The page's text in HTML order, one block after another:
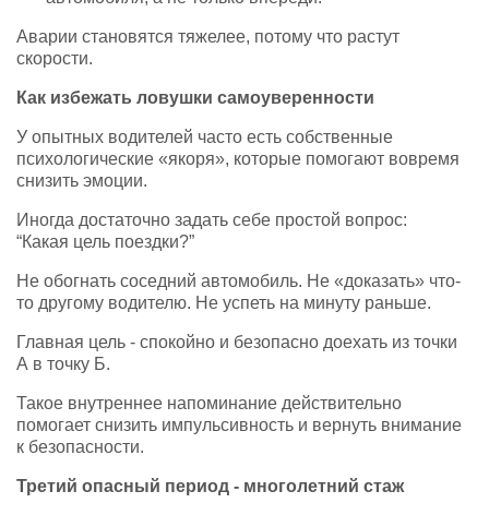
Аварии становятся тяжелее, потому что растут
скорости.
Как избежать ловушки самоуверенности
У опытных водителей часто есть собственные
психологические «якоря», которые помогают вовремя
снизить эмоции.
Иногда достаточно задать себе простой вопрос:
“Какая цель поездки?”
Не обогнать соседний автомобиль. Не «доказать» что-
то другому водителю. Не успеть на минуту раньше.
Главная цель - спокойно и безопасно доехать из точки
А в точку Б.
Такое внутреннее напоминание действительно
помогает снизить импульсивность и вернуть внимание
к безопасности.
Третий опасный период - многолетний стаж